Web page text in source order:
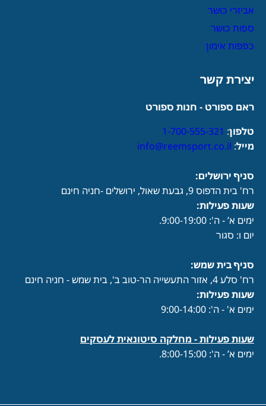
אביזרי כושר
ספות כושר
כפפות אימון
יצירת קשר
ראם ספורט - חנות ספורט
טלפון:
1-700-555-321
מייל:
info@reemsport.co.il
סניף ירושלים:
רח' בית הדפוס 9, גבעת שאול, ירושלים -חניה חינם
שעות פעילות:
ימים א’ - ה': 9:00-19:00.
יום ו: סגור
סניף בית שמש:
רח' סלע 4, אזור התעשייה הר-טוב ב', בית שמש - חניה חינם
שעות פעילות:
ימים א' - ה': 9:00-14:00
שעות פעילות - מחלקה סיטונאית לעסקים
ימים א’ - ה': 8:00-15:00.